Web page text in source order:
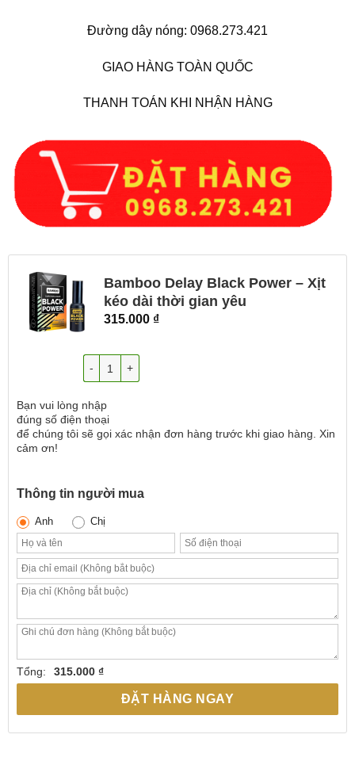
Đường dây nóng: 0968.273.421
GIAO HÀNG TOÀN QUỐC
THANH TOÁN KHI NHẬN HÀNG
Bamboo Delay Black Power – Xịt
kéo dài thời gian yêu
315.000 ₫
Bạn vui lòng nhập
đúng số điện thoại
để chúng tôi sẽ gọi xác nhận đơn hàng trước khi giao hàng. Xin
cảm ơn!
Thông tin người mua
Anh Chị
Tổng: 315.000 ₫
ĐẶT HÀNG NGAY